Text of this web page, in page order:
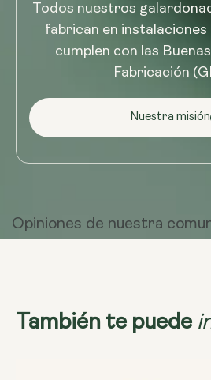
Todos nuestros
fabrican en
cumplen con las
Fabricación
Nuestra misión
Opiniones de nuestra
También te puede